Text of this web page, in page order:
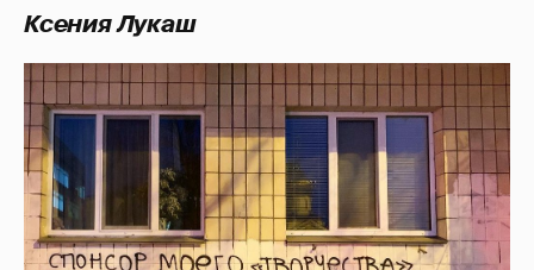
Ксения Лукаш